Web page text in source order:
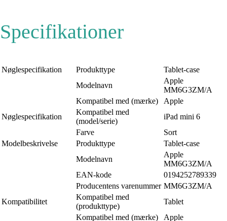
Specifikationer
Nøglespecifikation Produkttype
Tablet-case
Modelnavn
Apple
MM6G3ZM/A
Kompatibel med (mærke)
Apple
Nøglespecifikation
Kompatibel med
(model/serie)
iPad mini 6
Farve
Sort
Modelbeskrivelse
Produkttype
Tablet-case
Modelnavn
Apple
MM6G3ZM/A
EAN-kode
0194252789339
Producentens varenummer MM6G3ZM/A
Kompatibilitet
Kompatibel med
(produkttype)
Tablet
Kompatibel med (mærke)
Apple